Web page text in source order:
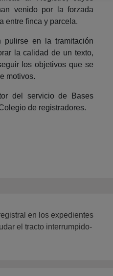
venido por la forzada
entre finca y parcela.
pulirse en la tramitación
la calidad de un texto,
los objetivos que se
motivos.
del servicio de Bases
de registradores.
en los expedientes
el tracto interrumpido-